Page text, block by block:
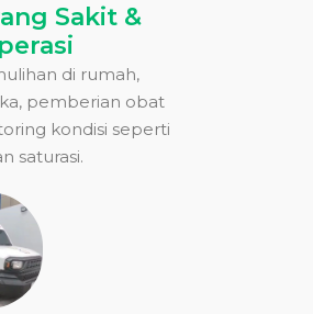
Sakit &
di rumah,
pemberian obat
kondisi seperti
saturasi.